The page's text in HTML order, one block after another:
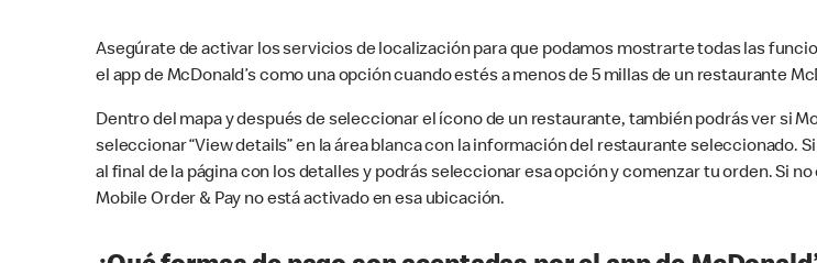
Asegúrate de activar los servicios de localización para que podamos mostrarte todas las
el app de McDonald’s como una opción cuando estés a menos de 5 millas de un restaurante
Dentro del mapa y después de seleccionar el ícono de un restaurante, también podrás ver si
seleccionar “View details” en la área blanca con la información del restaurante seleccionado.
al final de la página con los detalles y podrás seleccionar esa opción y comenzar tu orden. Si
Mobile Order & Pay no está activado en esa ubicación.